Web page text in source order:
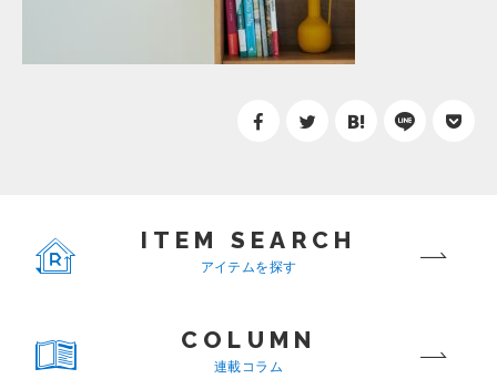
ITEM SEARCH
アイテムを探す
COLUMN
連載コラム